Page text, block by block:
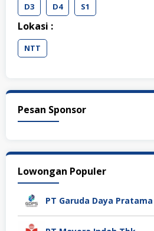
D3 D4 S1
Lokasi :
NTT
Pesan Sponsor
Lowongan Populer
PT Garuda Daya